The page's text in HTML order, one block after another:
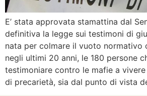
E’ stata approvata stamattina dal
definitiva la legge sui testimoni di
nata per colmare il vuoto normativo
negli ultimi 20 anni, le 180 persone
testimoniare contro le mafie a
di precarietà, sia dal punto di vista